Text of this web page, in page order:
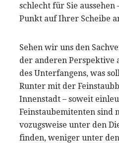
schlecht für Sie aussehen
Punkt auf Ihrer Scheibe
Sehen wir uns den
der anderen Perspektive
des Unterfangens, was
Runter mit der
Innenstadt – soweit
Feinstaubemitenten sind
vozugsweise unter den
finden, weniger unter